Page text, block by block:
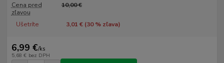
Cena pred
zľavou
10,00 €
Ušetríte 3,01 € (30% zľava)
6,99 €/ks
5,68 € bez DPH